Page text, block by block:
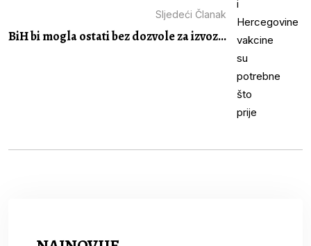
Sljedeći Članak
BiH bi mogla ostati bez dozvole za izvoz...